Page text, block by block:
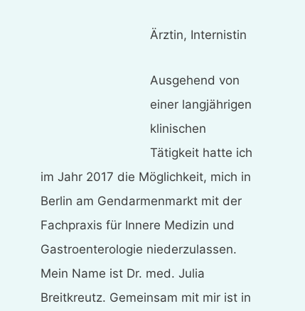
Ärztin, Internistin
Ausgehend von
einer langjährigen
klinischen
Tätigkeit hatte ich
im Jahr 2017 die Möglichkeit, mich in
Berlin am Gendarmenmarkt mit der
Fachpraxis für Innere Medizin und
Gastroenterologie niederzulassen.
Mein Name ist Dr. med. Julia
Breitkreutz. Gemeinsam mit mir ist in